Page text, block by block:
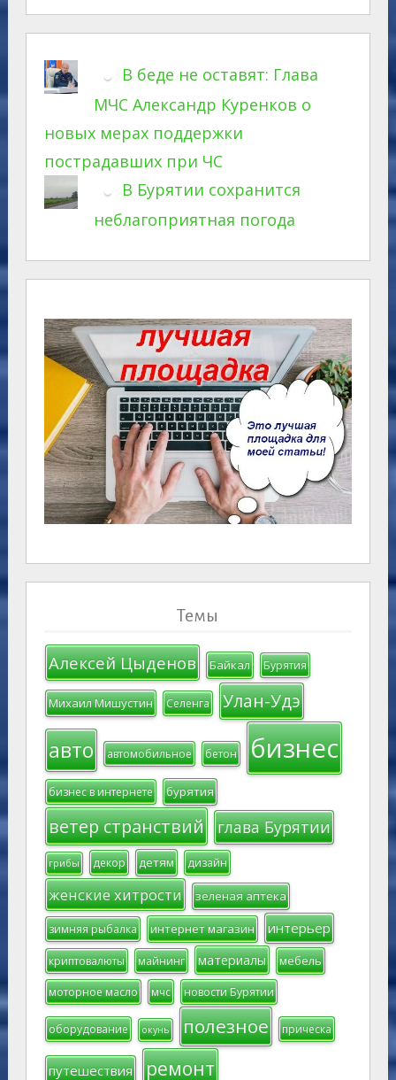
В беде не оставят: Глава
МЧС Александр Куренков о
новых мерах поддержки
пострадавших при ЧС
В Бурятии сохранится
неблагоприятная погода
Темы
Алексей Цыденов Байкал Бурятия
Михаил Мишустин Селенга Улан-Удэ
авто автомобильное бетон бизнес
бизнес в интернете бурятия
ветер странствий глава Бурятии
грибы декор детям дизайн
женские хитрости зеленая аптека
зимняя рыбалка интернет магазин интерьер
криптовалюты майнинг материалы мебель
моторное масло мчс новости Бурятии
оборудование окунь полезное прическа
путешествия ремонт